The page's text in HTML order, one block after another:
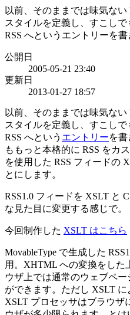
以前、そのままでは味気ない
スタイルを定義し、すこし
RSS へというエントリーを
公開日
2005-05-21 23:40
更新日
2013-01-27 18:57
以前、そのままでは味気ない
スタイルを定義し、すこし
RSS へという エントリーを
ももっと本格的に RSS をカ
を使用した RSS フィードの
とにします。
RSS1.0 フィードを XSLT と
な見た目に変更する感じで。
今回制作した XSLT はこちら
MovableType で生成した
用。XHTML への変換をした
ウザ上では通常のウェブペ
ができます。ただし XSLT
XSLT プロセッサはブラウザ